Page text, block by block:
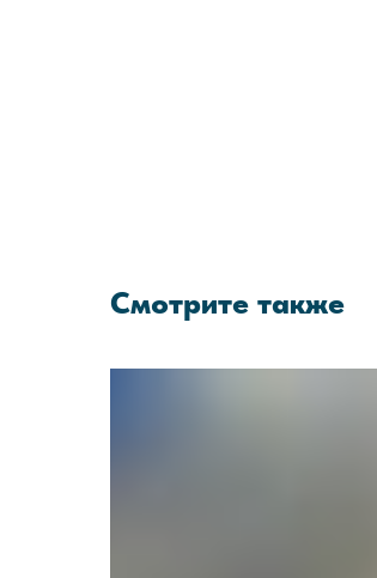
Смотрите также